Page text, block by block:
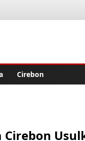
Cirebon
Cirebon